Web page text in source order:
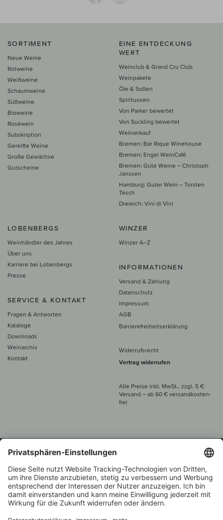
SORTIMENT
Neue Weine
Rotweine
Weißweine
Schaumweine
Süßweine
Bioweine
Roséwein
Subskription
Gereifte Weine
Große Gewächse
Gutscheine
EINE ENTDECKUNG
WERT
Weinclub & Grand Cru Club
Weinpakete
Öle & Soßen
Spirituosen
Von Parker bewertet
Von Suckling bewertet
Weinankauf
Bremen: Bar Rique Winehouse
Bremen: Engel WeinCafé
Bremen: Gute Weine – Christoph
Janssen
Hamburg: Guter Wein – Torsten
Tesch
Dreieich: Vini di Vini
LOBENBERGS
Weinhändler des Jahres
Über uns
Karriere bei Lobenbergs
Presse
SERVICE & KONTAKT
Fragen & Antworten
Kataloge
Downloads
Weinarchiv
Kontakt
WINZER
Winzer A–Z
INFORMATIONEN
Versand & Zahlung
Datenschutz
Impressum
AGB
Barrierefreiheitserklärung
Widerrufsrecht
Vertrag widerrufen
Alle Preise inkl. MwSt., zzgl. 5 €
Versand – ab 60 € versand­kosten­
frei
Beratung unter
+49 421 696 797-0
1.000 Winzer –
Über 7.000 Weine
Weinhändler
des Jahres 2022